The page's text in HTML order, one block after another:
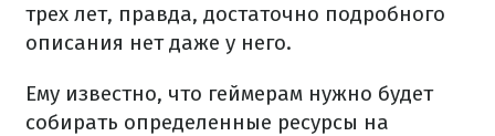
трех лет, правда, достаточно подробного
описания нет даже у него.
Ему известно, что геймерам нужно будет
собирать определенные ресурсы на